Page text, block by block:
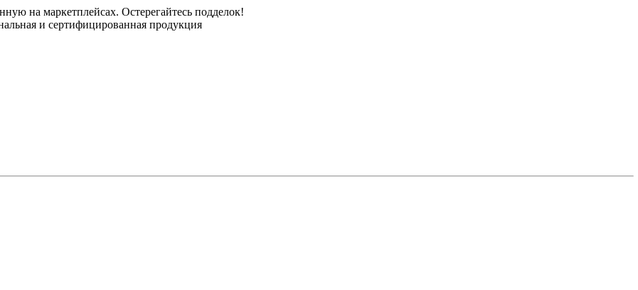
на маркетплейсах. Остерегайтесь подделок!
и сертифицированная продукция